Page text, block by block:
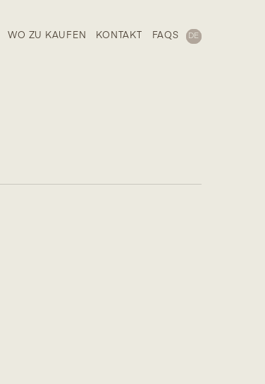
WO ZU KAUFEN KONTAKT FAQS DE